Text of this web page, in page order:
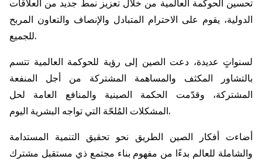
تحسين الحوكمة العالمية من خلال تعزيز نمط جديد من العلاقات
الدولية، يقوم على الاحترام المتبادل والإنصاف والتعاون المربح
للجميع.
لسنواتٍ عديدة، دعت الصين إلى رؤية للحوكمة العالمية تتسم
بالتشاور المكثف والمساهمة المشتركة من أجل المنفعة
المشتركة، وقدّمت الحكمة الصينية والمنافع العامة لحل
المشكلات المُلحّة التي تواجه البشرية اليوم.
أضاءت أفكار الصين الطريق نحو تحقيق التنمية المستدامة
والشاملة للعالم بدءًا من مفهوم بناء مجتمع ذي مستقبل مشترك